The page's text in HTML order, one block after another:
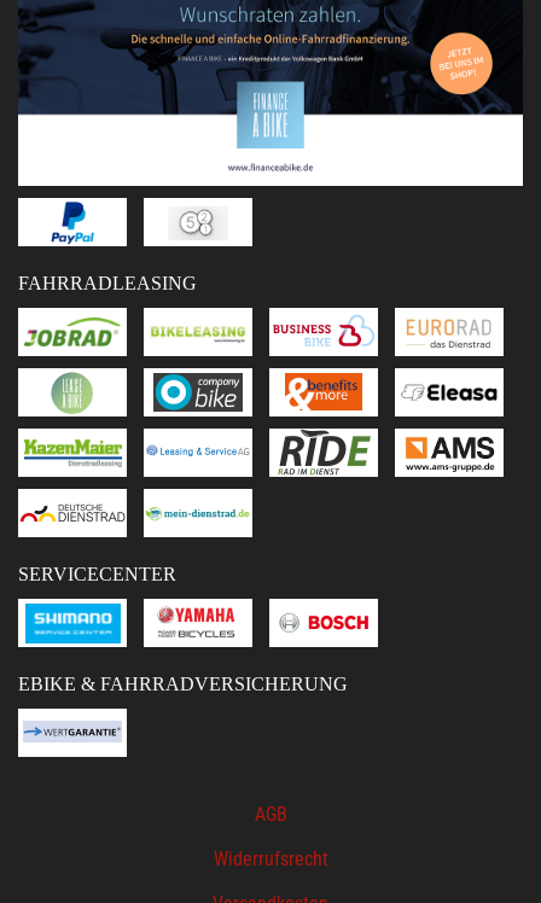
FAHRRADLEASING
SERVICECENTER
EBIKE & FAHRRADVERSICHERUNG
AGB
Widerrufsrecht